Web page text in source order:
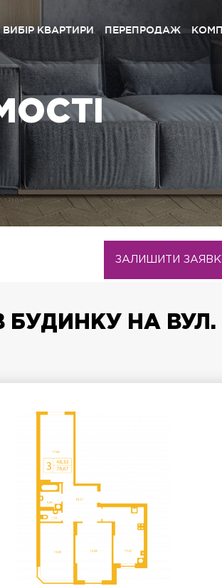
ВИБІР КВАРТИРИ ПЕРЕПРОДАЖ
«Щасливий Grand» Софіївська
ЖК «Crystal Avenue» Петропавлівська
ЖК «Щасливий» Петропавлівська
ЖК «Щасливий» Софіївська Борщагівка
ЖК «Lypynsky» Львів
ЗАЛИШИТИ
БУДИНКУ НА ВУЛ.